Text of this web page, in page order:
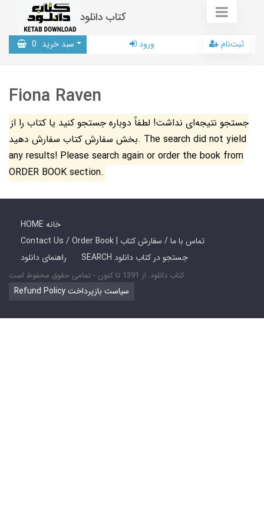
کتاب دانلود
سبد خرید 0 ورود ثبت‌نام
Fiona Raven
جستجو نتیجه‌ای نداشت! لطفاً دوباره جستجو کنید یا کتاب را از
بخش سفارش کتاب سفارش دهید. The search did not yield
any results! Please search again or order the book from
ORDER BOOK section.
HOME خانه
Contact Us / Order Book | تماس با ما / سفارش کتاب
راهنمای دانلود
SEARCH جستجو در کتاب دانلود
کتاب دانلود: از 1391 تا کنون - تمامی حقوق محفوظ است
Refund Policy سیاست بازپرداخت